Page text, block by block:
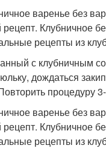
с клубничным
дождаться
процедуру